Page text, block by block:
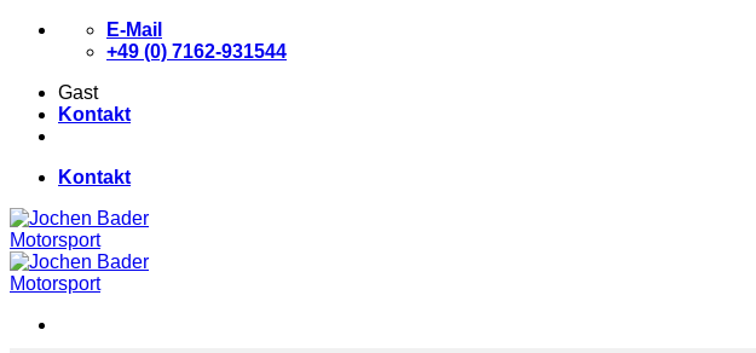
Zum
E-Mail
+49 (0) 7162-931544
Gast
Kontakt
Kontakt